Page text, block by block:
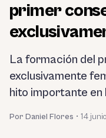
primer
La formación del
exclusivamente
hito importante en
Por Daniel Flores • 14